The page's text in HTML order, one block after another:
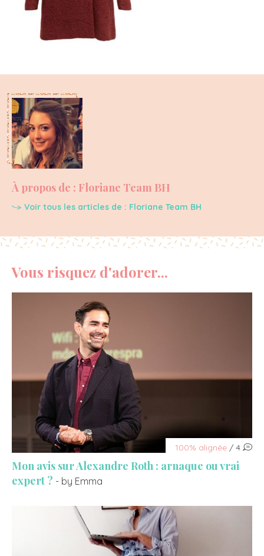
À propos de : Floriane Team BH
Voir tous les articles de : Floriane Team BH
Vous risquez d'adorer...
100% alignée / 4
Mon avis sur Alexandre Roth : arnaque ou vrai
expert ? - by Emma